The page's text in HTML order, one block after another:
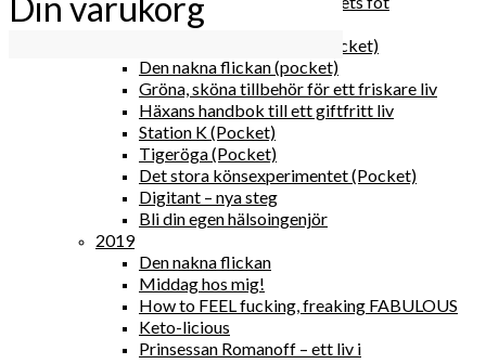
Happy me
Det lilla galleriet i solen (pocket)
Den nakna flickan (pocket)
Gröna, sköna tillbehör för ett friskare liv
Häxans handbok till ett giftfritt liv
Station K (Pocket)
Tigeröga (Pocket)
Det stora könsexperimentet (Pocket)
Digitant – nya steg
Bli din egen hälsoingenjör
2019
Den nakna flickan
Middag hos mig!
How to FEEL fucking, freaking FABULOUS
Keto-licious
Prinsessan Romanoff – ett liv i